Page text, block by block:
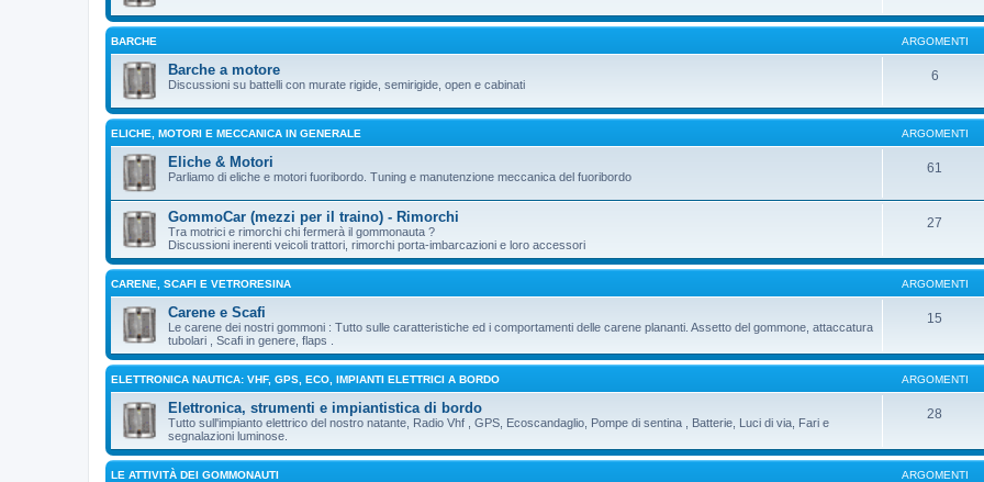
BARCHE ARGOMENTI
Barche a motore
Discussioni su battelli con murate rigide, semirigide, open e cabinati
6
ELICHE, MOTORI E MECCANICA IN GENERALE ARGOMENTI
Eliche & Motori
Parliamo di eliche e motori fuoribordo. Tuning e manutenzione meccanica del fuoribordo
61
GommoCar (mezzi per il traino) - Rimorchi
Tra motrici e rimorchi chi fermerà il gommonauta ?
Discussioni inerenti veicoli trattori, rimorchi porta-imbarcazioni e loro accessori
27
CARENE, SCAFI E VETRORESINA ARGOMENTI
Carene e Scafi
Le carene dei nostri gommoni : Tutto sulle caratteristiche ed i comportamenti delle carene plananti. Assetto del gommone, attaccatura
tubolari , Scafi in genere, flaps .
15
ELETTRONICA NAUTICA: VHF, GPS, ECO, IMPIANTI ELETTRICI A BORDO ARGOMENTI
Elettronica, strumenti e impiantistica di bordo
Tutto sull'impianto elettrico del nostro natante, Radio Vhf , GPS, Ecoscandaglio, Pompe di sentina , Batterie, Luci di via, Fari e
segnalazioni luminose.
28
LE ATTIVITÀ DEI GOMMONAUTI ARGOMENTI